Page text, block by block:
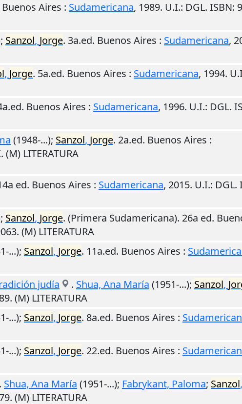
Buenos Aires : Sudamericana, 1989. U.I.: DGL. ISBN:
Sanzol, Jorge. 3a.ed. Buenos Aires : Sudamericana,
, Jorge. 5a.ed. Buenos Aires : Sudamericana, 1994.
Buenos Aires : Sudamericana, 1996. U.I.: DGL.
(1948-...); Sanzol, Jorge. 2a.ed. Buenos Aires :
(M) LITERATURA
ed. Buenos Aires : Sudamericana, 2015. U.I.: DGL.
Sanzol, Jorge. (Primera Sudamericana). 26a ed.
(M) LITERATURA
...); Sanzol, Jorge. 11a.ed. Buenos Aires :
judía
. Shua, Ana María (1951-...); Sanzol,
(M) LITERATURA
...); Sanzol, Jorge. 8a.ed. Buenos Aires :
...); Sanzol, Jorge. 22.ed. Buenos Aires :
. Shua, Ana María (1951-...); Fabrykant, Paloma; Sanzol,
(M) LITERATURA